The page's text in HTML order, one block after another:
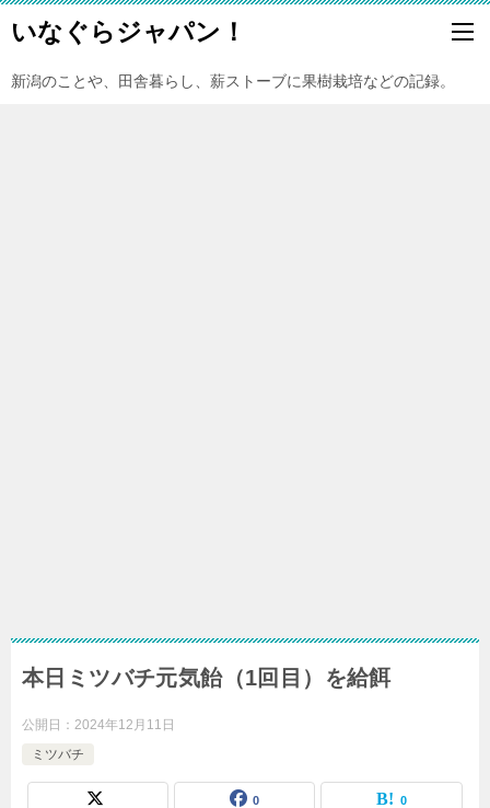
いなぐらジャパン！
新潟のことや、田舎暮らし、薪ストーブに果樹栽培などの記録。
本日ミツバチ元気飴（1回目）を給餌
公開日： 2024年12月11日
ミツバチ
0 0